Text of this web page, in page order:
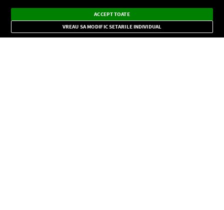
CONFIDENŢIALITATE
Dark
Mode
Radio live, podcasturi, știri și alerte
importante.
×
ACCEPT TOATE
VREAU SA MODIFIC SETARILE INDIVIDUAL